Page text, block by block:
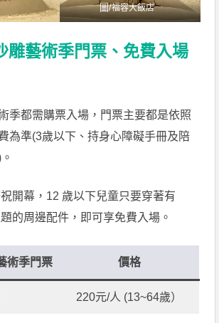
圖/福容大飯店
雕藝術季門票、免費入場
季都需購票入場，門票主要都是依照
為準(3歲以下、持身心障礙手冊及陪
開幕，12 歲以下兒童只要穿著有
的周邊配件，即可享免費入場。
術季門票 價格
220元/人 (13~64歲）